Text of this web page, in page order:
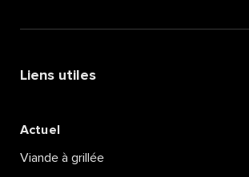
Liens utiles
Actuel
Viande à grillée